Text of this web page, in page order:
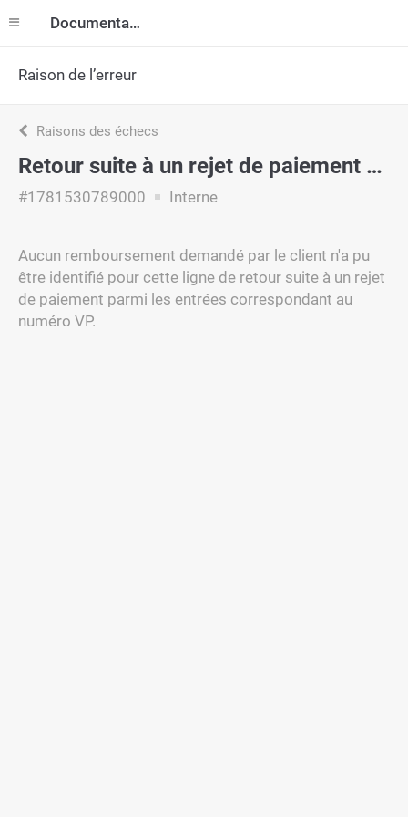
Documentation
Raison de l’erreur
Raisons des échecs
Retour suite à un rejet de paiement - aucun remboursement correspondant trouvé
#1781530789000 Interne
Aucun remboursement demandé par le client n'a pu
être identifié pour cette ligne de retour suite à un rejet
de paiement parmi les entrées correspondant au
numéro VP.